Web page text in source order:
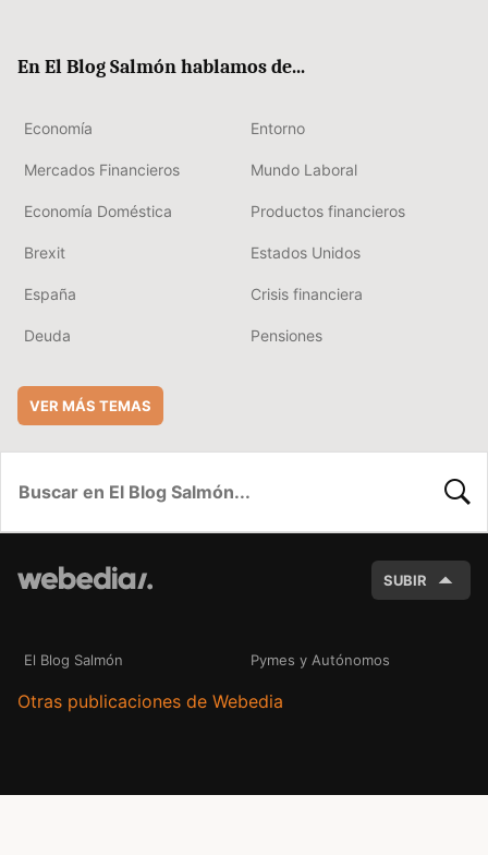
En El Blog Salmón hablamos de...
Economía Entorno
Mercados Financieros Mundo Laboral
Economía Doméstica Productos financieros
Brexit Estados Unidos
España Crisis financiera
Deuda Pensiones
VER MÁS TEMAS
SUBIR
El Blog Salmón Pymes y Autónomos
Otras publicaciones de Webedia